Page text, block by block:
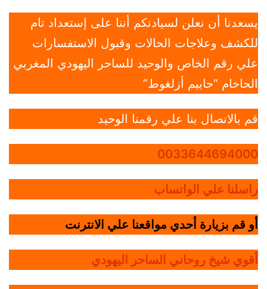
يسعدنا أن نعلن لسيادتكم أننا على إستعداد تام
للكشف وعلاجات الحالات وقبول الاستفسارات
علي رقم الخاص والوحيد للساحر اليهودي المغربي
الحاخام “حاييم أزلغوط”
قم بالاتصال بنا علي رقمنا الوحيد
0033644694000
راسلنا علي الواتساب
أو قم بزيارة أحدي مواقعنا علي الانترنت
أقوي شيخ روحاني الساحر اليهودي